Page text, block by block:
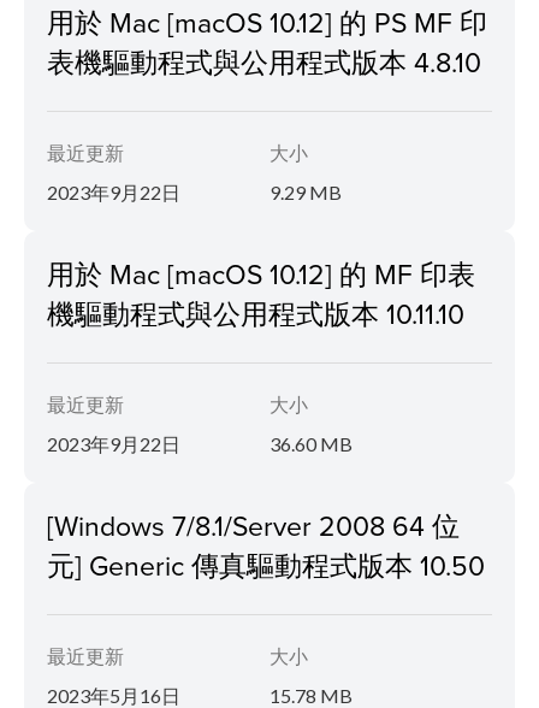
用於 Mac [macOS 10.12] 的 PS MF 印
表機驅動程式與公用程式版本 4.8.10
最近更新
2023年9月22日
大小
9.29 MB
用於 Mac [macOS 10.12] 的 MF 印表
機驅動程式與公用程式版本 10.11.10
最近更新
2023年9月22日
大小
36.60 MB
[Windows 7/8.1/Server 2008 64 位
元] Generic 傳真驅動程式版本 10.50
最近更新
2023年5月16日
大小
15.78 MB